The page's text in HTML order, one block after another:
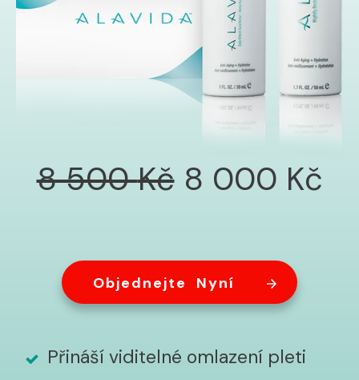
8 500Kč 8 000 Kč
Objednejte Nyní
Přináší viditelné omlazení pleti